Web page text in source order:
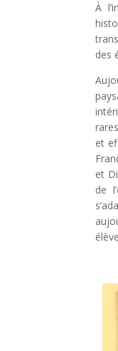
À
des
et
et
de